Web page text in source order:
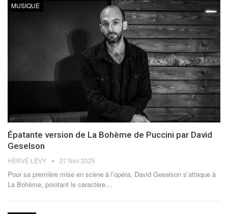
MUSIQUE
Épatante version de La Bohème de Puccini par David
Geselson
HERVÉ LÉVY 27 Nov 2025
Pour sa première mise en scène à l’opéra, David Geselson s’attaque à
La Bohème, pointant le caractère…